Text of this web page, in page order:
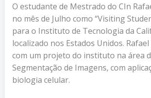
O estudante de Mestrado do CIn
no mês de Julho como “Visiting
para o Instituto de Tecnologia da
localizado nos Estados Unidos.
com um projeto do instituto na área
Segmentação de Imagens, com
biologia celular.